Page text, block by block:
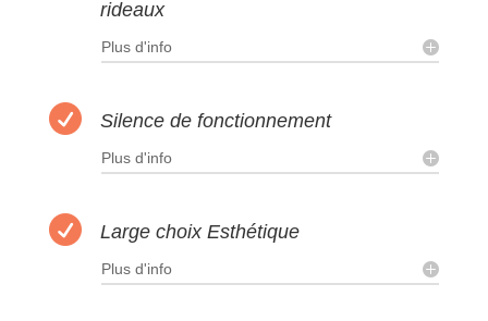
rideaux
Plus d'info
 Silence de fonctionnement
Plus d'info
 Large choix Esthétique
Plus d'info